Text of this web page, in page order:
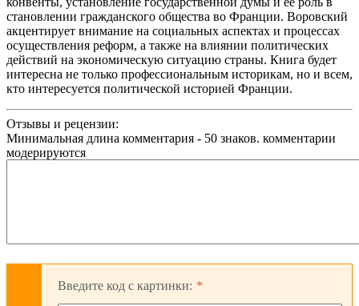
становлении гражданского общества во Франции. Воровский
акцентирует внимание на социальных аспектах и процессах
осуществления реформ, а также на влиянии политических
действий на экономическую ситуацию страны. Книга будет
интересна не только профессиональным историкам, но и всем,
кто интересуется политической историей Франции.
Отзывы и рецензии:
Минимальная длина комментария - 50 знаков. комментарии
модерируются
Введите код с картинки: